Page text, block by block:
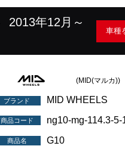
2013年12月～
車種
(MID(マルカ))
ブランド MID WHEELS
商品コード ng10-mg-114.3-5-
商品名 G10